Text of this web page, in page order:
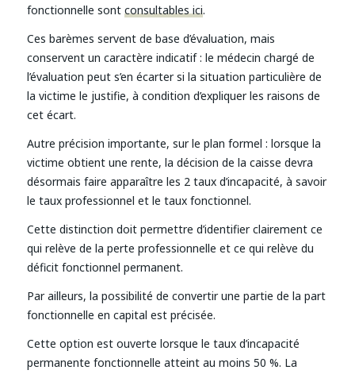
fonctionnelle sont consultables ici.
Ces barèmes servent de base d’évaluation, mais
conservent un caractère indicatif : le médecin chargé de
l’évaluation peut s’en écarter si la situation particulière de
la victime le justifie, à condition d’expliquer les raisons de
cet écart.
Autre précision importante, sur le plan formel : lorsque la
victime obtient une rente, la décision de la caisse devra
désormais faire apparaître les 2 taux d’incapacité, à savoir
le taux professionnel et le taux fonctionnel.
Cette distinction doit permettre d’identifier clairement ce
qui relève de la perte professionnelle et ce qui relève du
déficit fonctionnel permanent.
Par ailleurs, la possibilité de convertir une partie de la part
fonctionnelle en capital est précisée.
Cette option est ouverte lorsque le taux d’incapacité
permanente fonctionnelle atteint au moins 50 %. La